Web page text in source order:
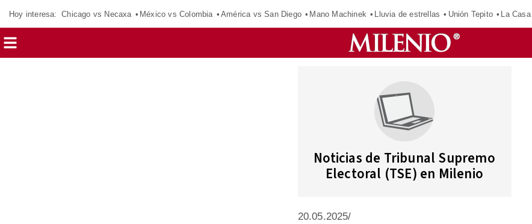
Hoy interesa: Chicago vs Necaxa México vs Colombia América vs San Diego Mano Machinek Lluvia de estrellas Unión Tepito La
Noticias de Tribunal Supremo
Electoral (TSE) en Milenio
20.05.2025/